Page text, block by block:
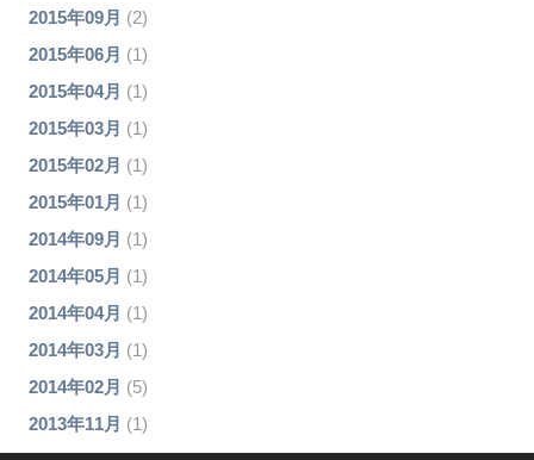
2015年09月 (2)
2015年06月 (1)
2015年04月 (1)
2015年03月 (1)
2015年02月 (1)
2015年01月 (1)
2014年09月 (1)
2014年05月 (1)
2014年04月 (1)
2014年03月 (1)
2014年02月 (5)
2013年11月 (1)